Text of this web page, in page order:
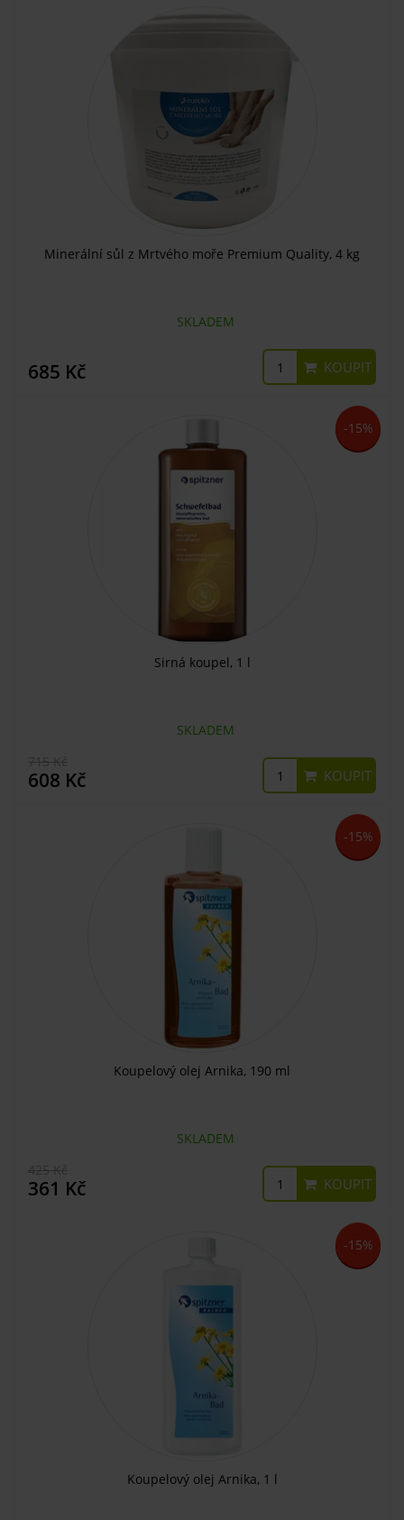
Minerální sůl z Mrtvého moře Premium Quality, 4 kg
SKLADEM
685 Kč KOUPIT
-15%
Sirná koupel, 1 l
SKLADEM
608 Kč KOUPIT
-15%
Koupelový olej Arnika, 190 ml
SKLADEM
361 Kč KOUPIT
-15%
Koupelový olej Arnika, 1 l